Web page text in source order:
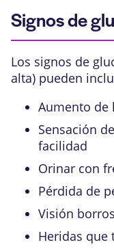
Signos de
Los signos de
alta) pueden
Aumento de
Sensación
facilidad
Orinar con
Pérdida de
Visión
Heridas que